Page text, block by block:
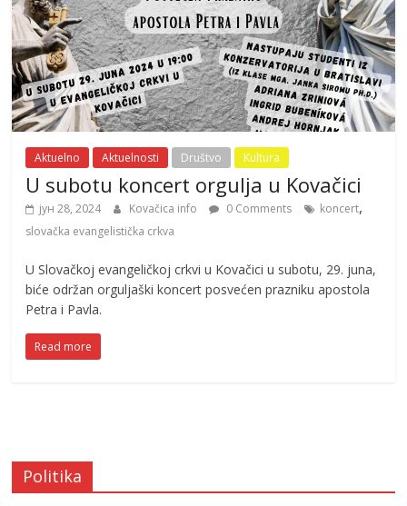
Aktuelno Aktuelnosti Društvo Kultura
U subotu koncert orgulja u Kovačici
јун 28, 2024 Kovačica info 0 Comments koncert,
slovačka evangelistička crkva
U Slovačkoj evangeličkoj crkvi u Kovačici u subotu, 29. juna,
biće održan orguljaški koncert posvećen prazniku apostola
Petra i Pavla.
Read more
Politika